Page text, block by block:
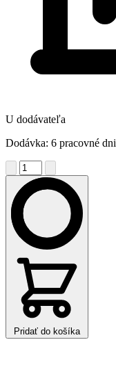
U dodávateľa
Dodávka: 6 pracovné dni
Pridať do košíka